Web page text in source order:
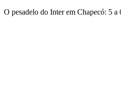
O pesadelo do Inter em Chapecó: 5 a